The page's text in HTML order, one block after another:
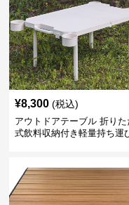
¥8,300 (税込)
アウトドアテーブル 折りた
式飲料収納付き軽量持ち運